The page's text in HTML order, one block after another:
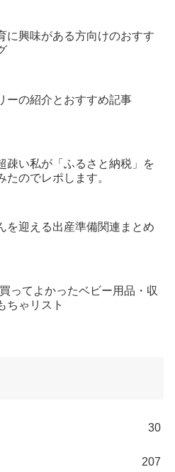
に興味がある方向けのおすす
ーの紹介とおすすめ記事
疎い私が「ふるさと納税」を
たのでレポします。
を迎える出産準備関連まとめ
ってよかったベビー用品・収
ちゃリスト
30
207